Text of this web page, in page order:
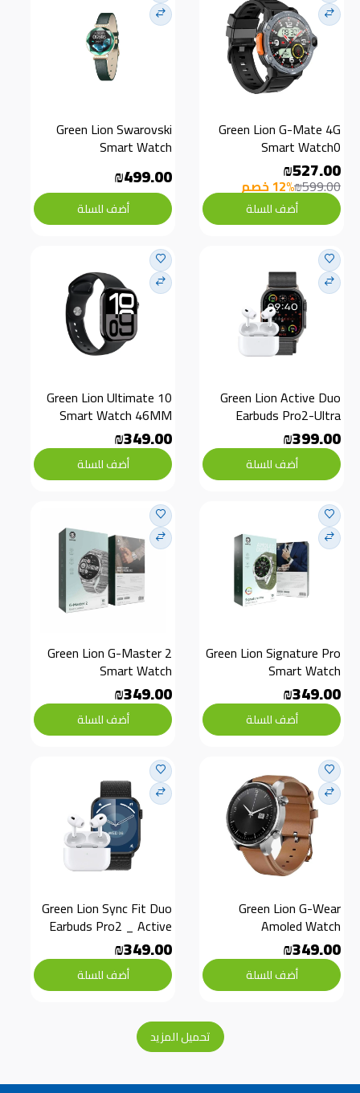
Smart Watch0
₪527.00
₪599.0012% خصم
أضف للسلة
Smart Watch
₪499.00
أضف للسلة
Active0000
₪399.00
أضف للسلة
Smart Watch 46MM
₪349.00
أضف للسلة
Smart Watch
₪349.00
أضف للسلة
Smart Watch
₪349.00
أضف للسلة
Amoled Watch
₪349.00
أضف للسلة
SE
₪349.00
أضف للسلة
تحميل المزيد